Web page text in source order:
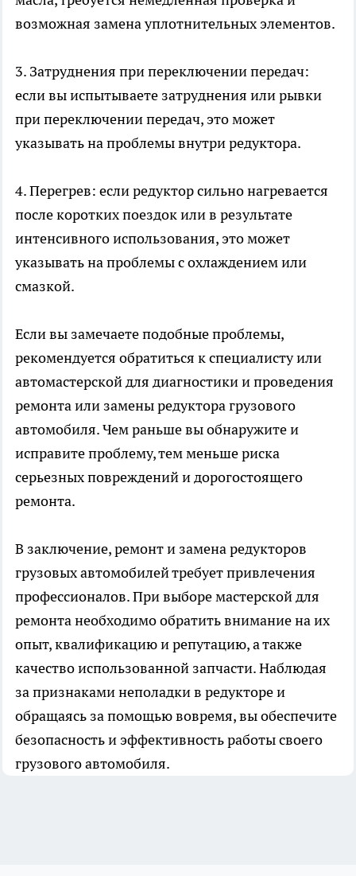
возможная замена уплотнительных элементов.
3. Затруднения при переключении передач:
если вы испытываете затруднения или рывки
при переключении передач, это может
указывать на проблемы внутри редуктора.
4. Перегрев: если редуктор сильно нагревается
после коротких поездок или в результате
интенсивного использования, это может
указывать на проблемы с охлаждением или
смазкой.
Если вы замечаете подобные проблемы,
рекомендуется обратиться к специалисту или
автомастерской для диагностики и проведения
ремонта или замены редуктора грузового
автомобиля. Чем раньше вы обнаружите и
исправите проблему, тем меньше риска
серьезных повреждений и дорогостоящего
ремонта.
В заключение, ремонт и замена редукторов
грузовых автомобилей требует привлечения
профессионалов. При выборе мастерской для
ремонта необходимо обратить внимание на их
опыт, квалификацию и репутацию, а также
качество использованной запчасти. Наблюдая
за признаками неполадки в редукторе и
обращаясь за помощью вовремя, вы обеспечите
безопасность и эффективность работы своего
грузового автомобиля.